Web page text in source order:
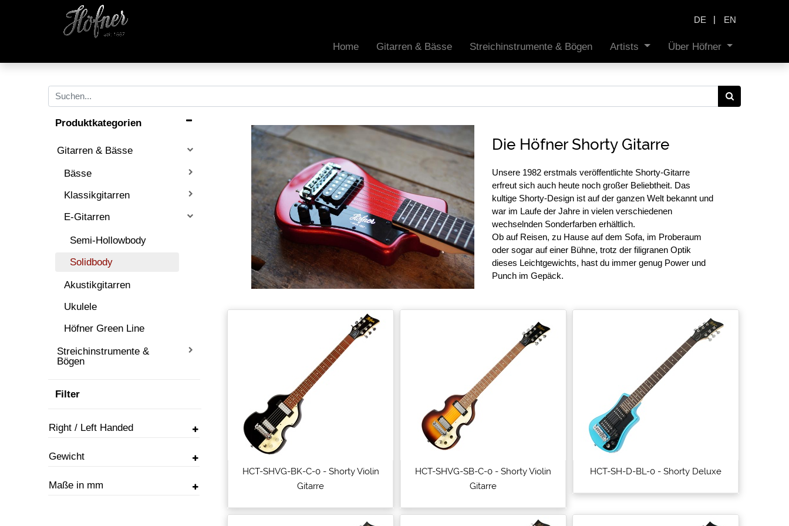
DE | EN
Home Gitarren & Bässe Streichinstrumente & Bögen Artists Über Höfner
Produktkategorien
Gitarren & Bässe
Bässe
Klassikgitarren
E-Gitarren
Semi-Hollowbody
Solidbody
Akustikgitarren
Ukulele
Höfner Green Line
Streichinstrumente &
Bögen
Filter
Right / Left Handed
Gewicht
Maße in mm
Die Höfner Shorty Gitarre
Unsere 1982 erstmals veröffentlichte Shorty-Gitarre
erfreut sich auch heute noch großer Beliebtheit. Das
kultige Shorty-Design ist auf der ganzen Welt bekannt und
war im Laufe der Jahre in vielen verschiedenen
wechselnden Sonderfarben erhältlich.
Ob auf Reisen, zu Hause auf dem Sofa, im Proberaum
oder sogar auf einer Bühne, trotz der filigranen Optik
dieses Leichtgewichts, hast du immer genug Power und
Punch im Gepäck.
HCT-SHVG-BK-C-0 - Shorty Violin
Gitarre
HCT-SHVG-SB-C-0 - Shorty Violin
Gitarre
HCT-SH-D-BL-0 - Shorty Deluxe